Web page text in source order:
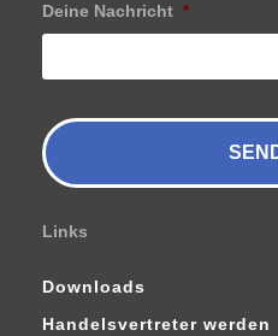
Deine Nachricht *
Links
Downloads
Handelsvertreter werden